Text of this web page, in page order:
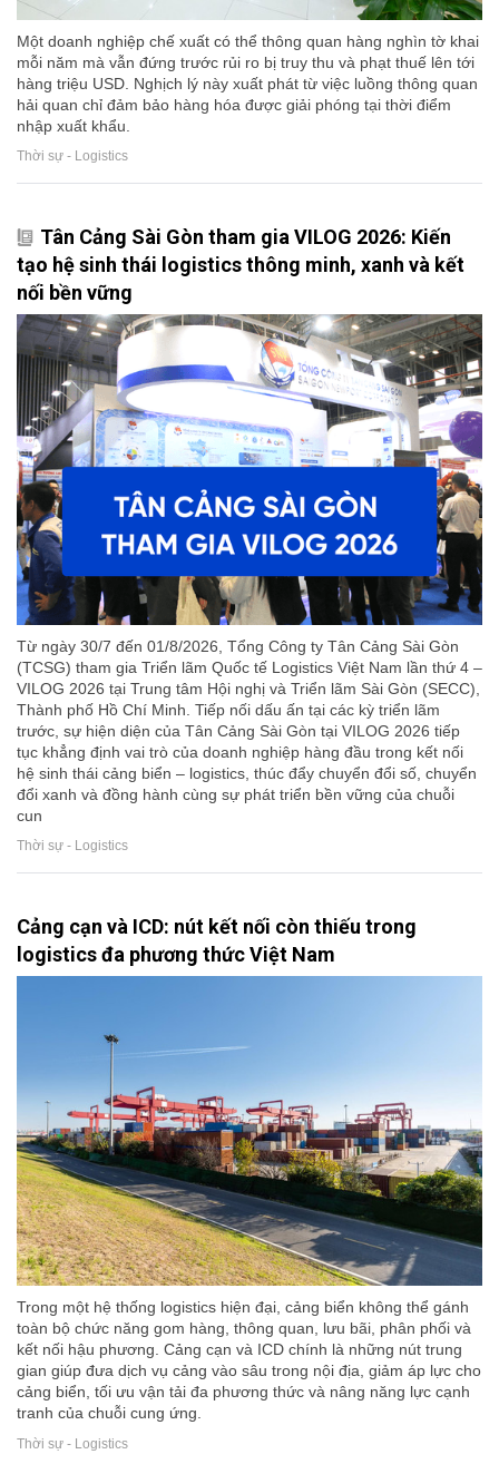
Một doanh nghiệp chế xuất có thể thông quan hàng nghìn tờ khai
mỗi năm mà vẫn đứng trước rủi ro bị truy thu và phạt thuế lên tới
hàng triệu USD. Nghịch lý này xuất phát từ việc luồng thông quan
hải quan chỉ đảm bảo hàng hóa được giải phóng tại thời điểm
nhập xuất khẩu.
Thời sự - Logistics
Tân Cảng Sài Gòn tham gia VILOG 2026: Kiến
tạo hệ sinh thái logistics thông minh, xanh và kết
nối bền vững
Từ ngày 30/7 đến 01/8/2026, Tổng Công ty Tân Cảng Sài Gòn
(TCSG) tham gia Triển lãm Quốc tế Logistics Việt Nam lần thứ 4 –
VILOG 2026 tại Trung tâm Hội nghị và Triển lãm Sài Gòn (SECC),
Thành phố Hồ Chí Minh. Tiếp nối dấu ấn tại các kỳ triển lãm
trước, sự hiện diện của Tân Cảng Sài Gòn tại VILOG 2026 tiếp
tục khẳng định vai trò của doanh nghiệp hàng đầu trong kết nối
hệ sinh thái cảng biển – logistics, thúc đẩy chuyển đổi số, chuyển
đổi xanh và đồng hành cùng sự phát triển bền vững của chuỗi
cun
Thời sự - Logistics
Cảng cạn và ICD: nút kết nối còn thiếu trong
logistics đa phương thức Việt Nam
Trong một hệ thống logistics hiện đại, cảng biển không thể gánh
toàn bộ chức năng gom hàng, thông quan, lưu bãi, phân phối và
kết nối hậu phương. Cảng cạn và ICD chính là những nút trung
gian giúp đưa dịch vụ cảng vào sâu trong nội địa, giảm áp lực cho
cảng biển, tối ưu vận tải đa phương thức và nâng năng lực cạnh
tranh của chuỗi cung ứng.
Thời sự - Logistics